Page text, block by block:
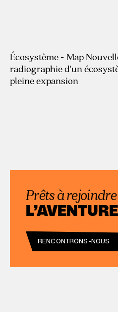
Écosystème - Map
radiographie d'un
pleine expansion
Prêts à rejoindre
RENCONTRONS-NOUS